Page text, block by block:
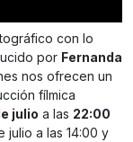
con lo
por Fernanda
nos ofrecen un
fílmica
julio a las 22:00
julio a las 14:00 y